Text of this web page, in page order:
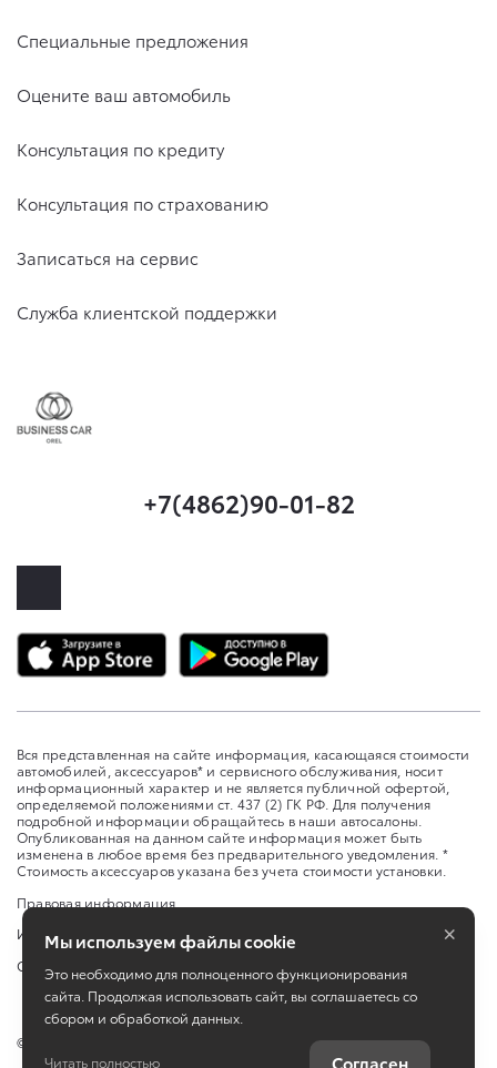
Специальные предложения
Оцените ваш автомобиль
Консультация по кредиту
Консультация по страхованию
Записаться на сервис
Служба клиентской поддержки
+7(4862)90-01-82
Вся представленная на сайте информация, касающаяся стоимости
автомобилей, аксессуаров* и сервисного обслуживания, носит
информационный характер и не является публичной офертой,
определяемой положениями ст. 437 (2) ГК РФ. Для получения
подробной информации обращайтесь в наши автосалоны.
Опубликованная на данном сайте информация может быть
изменена в любое время без предварительного уведомления. *
Стоимость аксессуаров указана без учета стоимости установки.
Правовая информация
Изменить настройку cookies
Сбросить cookie
©
Мы используем файлы cookie
Это необходимо для полноценного функционирования
сайта. Продолжая использовать сайт, вы соглашаетесь со
сбором и обработкой данных.
Читать полностью Согласен
×